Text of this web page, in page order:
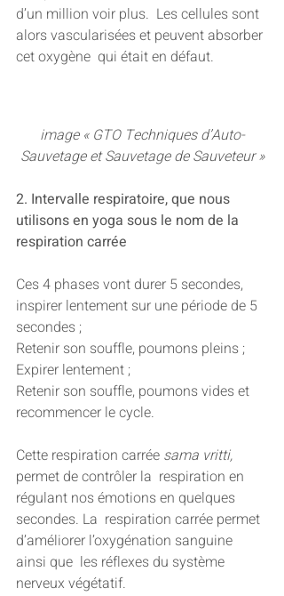
d’un million voir plus.  Les cellules sont
alors vascularisées et peuvent absorber
cet oxygène  qui était en défaut.
image « GTO Techniques d’Auto-
Sauvetage et Sauvetage de Sauveteur »
2. Intervalle respiratoire, que nous
utilisons en yoga sous le nom de la
respiration carrée
Ces 4 phases vont durer 5 secondes,
inspirer lentement sur une période de 5
secondes ;
Retenir son souffle, poumons pleins ;
Expirer lentement ;
Retenir son souffle, poumons vides et
recommencer le cycle.
Cette respiration carrée sama vritti,
permet de contrôler la  respiration en
régulant nos émotions en quelques
secondes. La  respiration carrée permet
d’améliorer l’oxygénation sanguine
ainsi que  les réflexes du système
nerveux végétatif.